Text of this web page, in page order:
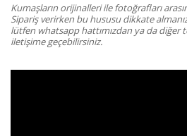
Kumaşların orijinalleri ile fotoğrafları
Sipariş verirken bu hususu dikkate
lütfen whatsapp hattımızdan ya da diğer
iletişime geçebilirsiniz.